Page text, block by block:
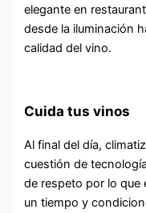
elegante en
desde la iluminación
calidad del vino.
Cuida tus vinos
Al final del día,
cuestión de
de respeto por lo que
un tiempo y